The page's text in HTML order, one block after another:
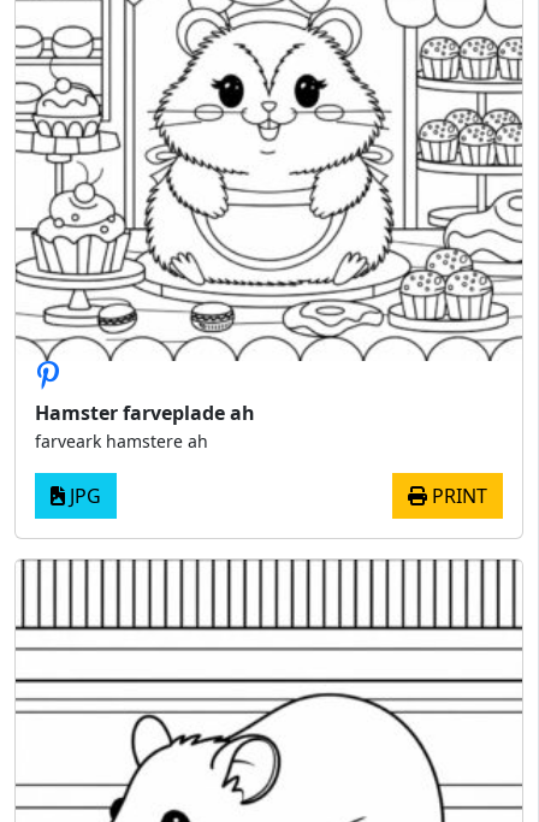
Hamster farveplade ah
farveark hamstere ah
JPG PRINT